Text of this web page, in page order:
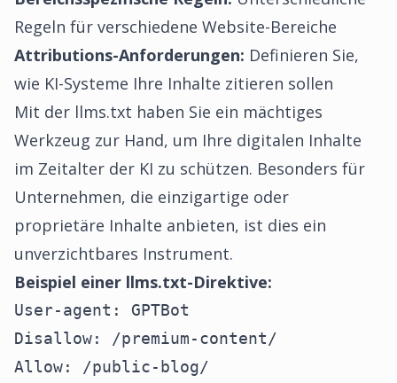
Regeln für verschiedene Website-Bereiche
Attributions-Anforderungen: Definieren Sie,
wie KI-Systeme Ihre Inhalte zitieren sollen
Mit der llms.txt haben Sie ein mächtiges
Werkzeug zur Hand, um Ihre digitalen Inhalte
im Zeitalter der KI zu schützen. Besonders für
Unternehmen, die einzigartige oder
proprietäre Inhalte anbieten, ist dies ein
unverzichtbares Instrument.
Beispiel einer llms.txt-Direktive:
User-agent: GPTBot
Disallow: /premium-content/
Allow: /public-blog/